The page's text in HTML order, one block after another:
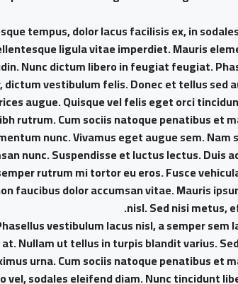
tempus, dolor lacus facilisis ex, in
ligula vitae imperdiet. Mauris
Nunc dictum libero in feugiat feugiat.
vestibulum felis. Donec et tellus
augue. Quisque vel felis eget orci
rutrum. Cum sociis natoque penatibus et
nunc. Vivamus eget augue sem.
nunc. Suspendisse et luctus lectus. Duis
rutrum mi tortor eu eros. Fusce
faucibus dolor accumsan vitae. Mauris
nisl. Sed nisi metus,
vestibulum lacus nisl, a semper sem
Nullam ut tellus in turpis blandit varius.
urna. Cum sociis natoque penatibus et
sodales eleifend diam. Nunc tincidunt